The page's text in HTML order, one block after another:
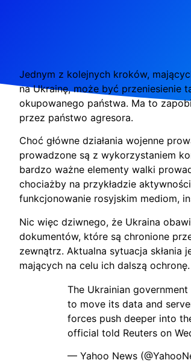
Jednym z kolejnych kroków,
na Ukrainę, może być przeniesienie
okupowanego państwa. Ma to
przez państwo agresora.
Choć główne działania wojenne
prowadzone są z wykorzystaniem
bardzo ważne elementy walki
chociażby na przykładzie
funkcjonowanie rosyjskim mediom,
Nic więc dziwnego, że Ukraina
dokumentów, które są chronione
zewnątrz. Aktualna sytuacja
mających na celu ich dalszą ochronę.
The Ukrainian
to move its data and
forces push deeper into
official told Reuters on
— Yahoo News